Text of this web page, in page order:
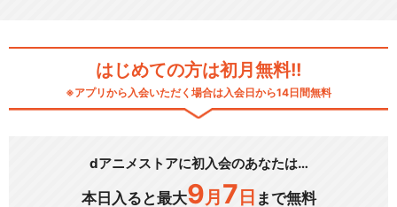
はじめての方は初月無料!!
※アプリから入会いただく場合は入会日から14日間無料
dアニメストアに初入会のあなたは…
本日入ると最大9 月 7 日 まで無料